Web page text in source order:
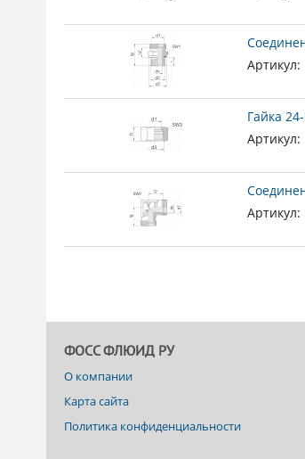
Артикул:
Гайка
Артикул:
Артикул:
ФОСС ФЛЮИД РУ
О компании
Карта сайта
Политика конфиденциальности